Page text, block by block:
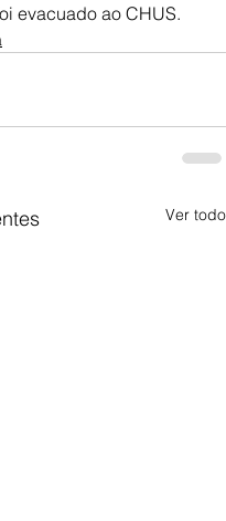
evacuado ao CHUS.
Ver todo